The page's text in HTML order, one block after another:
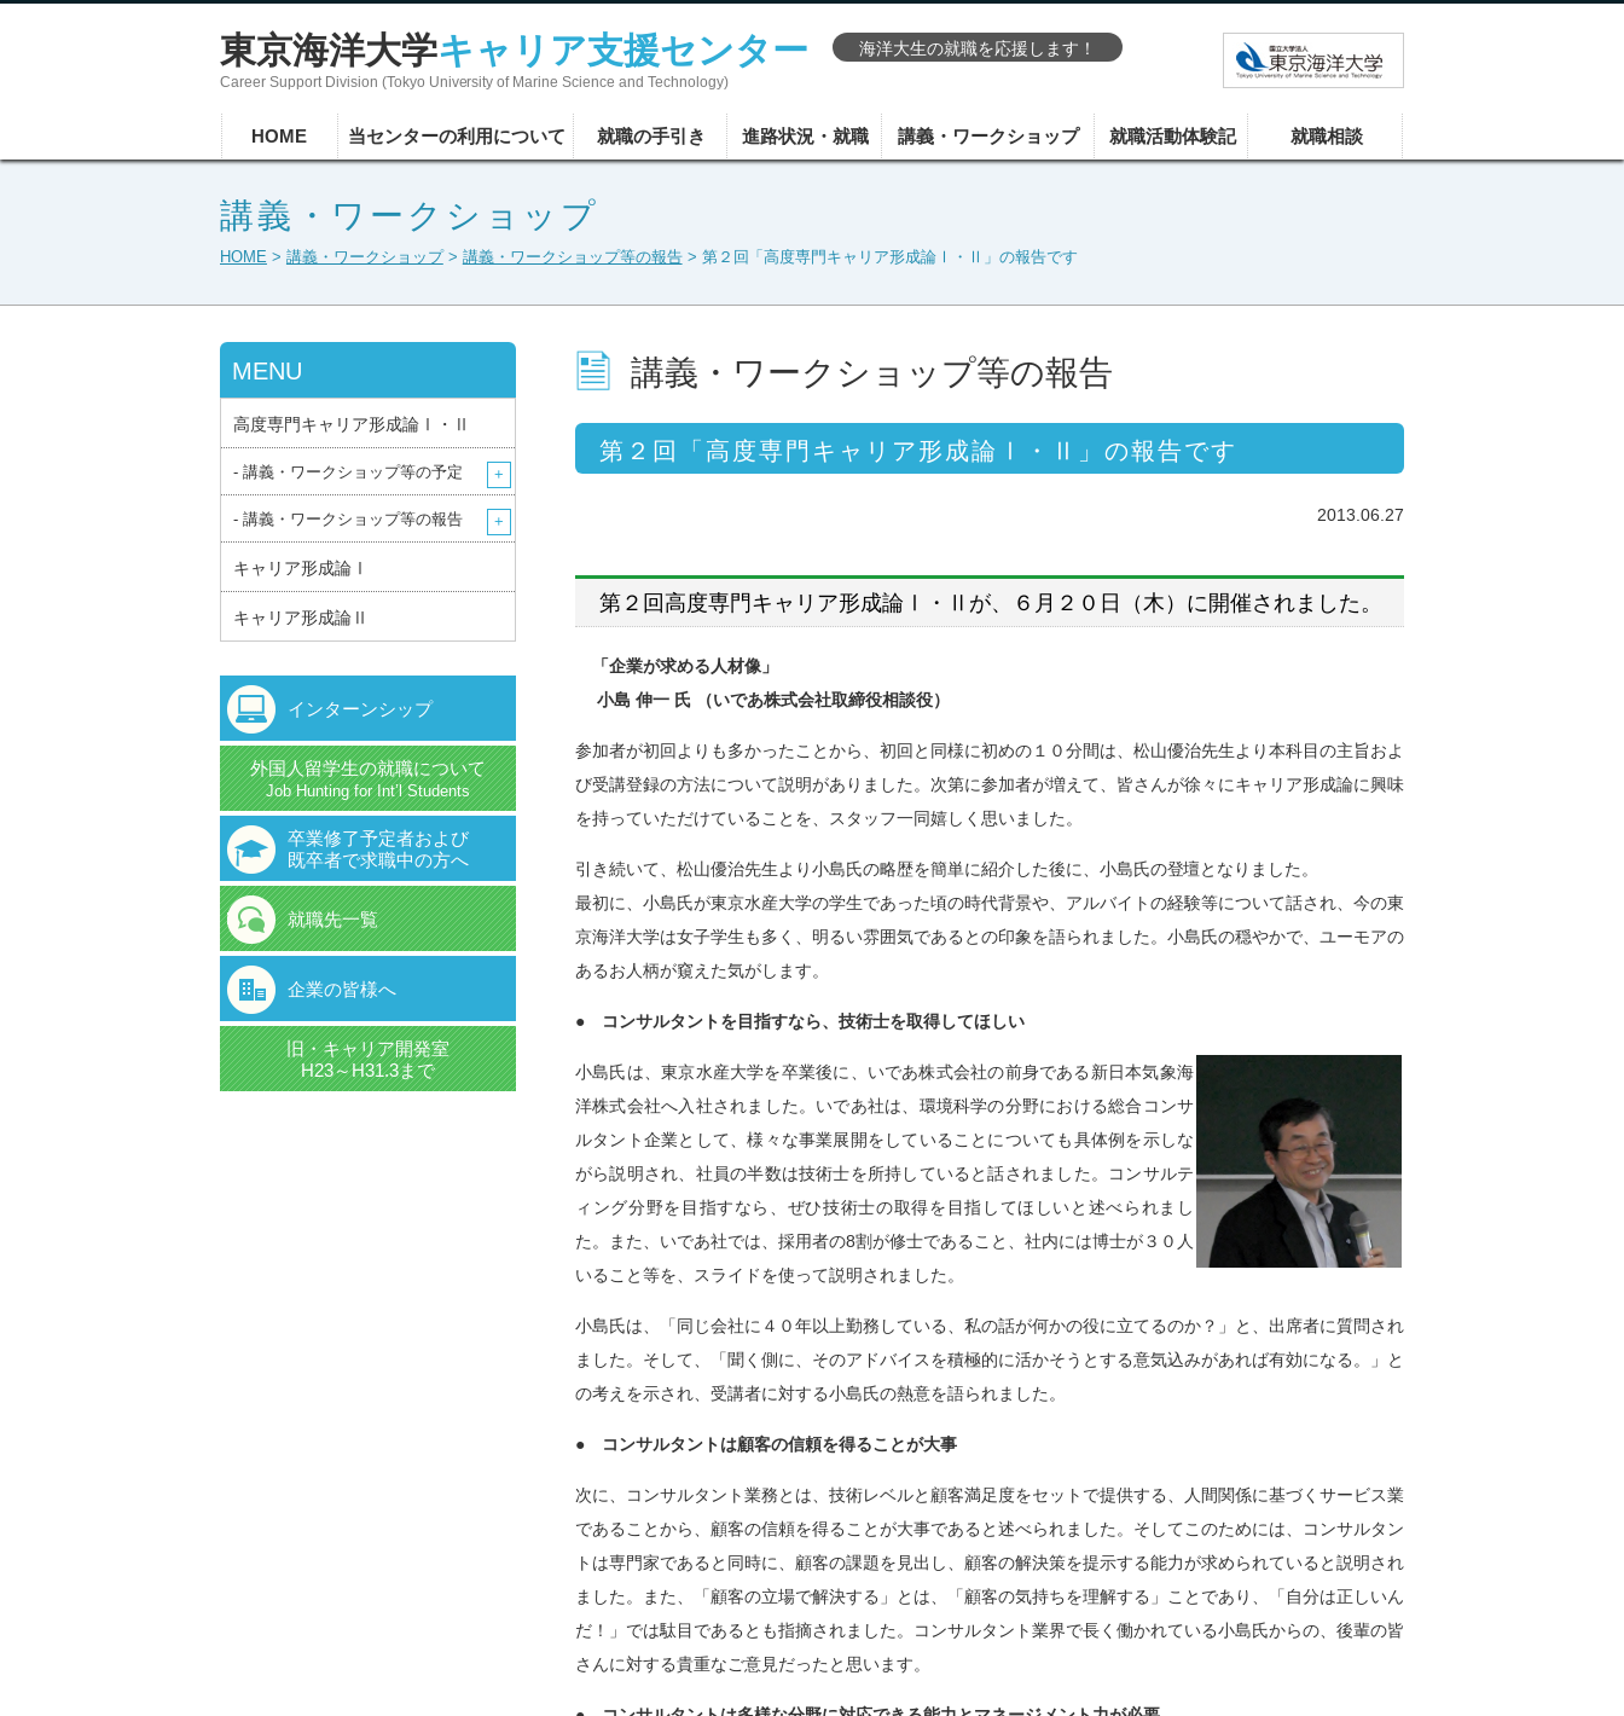
東京海洋大学キャリア支援センター 海洋大生の就職を応援します！
Career Support Division (Tokyo University of Marine Science and Technology)
HOME 当センターの利用について 就職の手引き 進路状況・就職 講義・ワークショップ 就職活動体験記 就職相談
講義・ワークショップ
HOME > 講義・ワークショップ> 講義・ワークショップ等の報告> 第２回「高度専門キャリア形成論Ⅰ・Ⅱ」の報告です
講義・ワークショップ等の報告
第２回「高度専門キャリア形成論Ⅰ・Ⅱ」の報告です
2013.06.27
第２回高度専門キャリア形成論Ⅰ・Ⅱが、６月２０日（木）に開催されました。
「企業が求める人材像」
小島 伸一 氏 （いであ株式会社取締役相談役）
参加者が初回よりも多かったことから、初回と同様に初めの１０分間は、松山優治先生より本科目の主旨およ
び受講登録の方法について説明がありました。次第に参加者が増えて、皆さんが徐々にキャリア形成論に興味
を持っていただけていることを、スタッフ一同嬉しく思いました。
引き続いて、松山優治先生より小島氏の略歴を簡単に紹介した後に、小島氏の登壇となりました。
最初に、小島氏が東京水産大学の学生であった頃の時代背景や、アルバイトの経験等について話され、今の東
京海洋大学は女子学生も多く、明るい雰囲気であるとの印象を語られました。小島氏の穏やかで、ユーモアの
あるお人柄が窺えた気がします。
● コンサルタントを目指すなら、技術士を取得してほしい
小島氏は、東京水産大学を卒業後に、いであ株式会社の前身である新日本気象海
洋株式会社へ入社されました。いであ社は、環境科学の分野における総合コンサ
ルタント企業として、様々な事業展開をしていることについても具体例を示しな
がら説明され、社員の半数は技術士を所持していると話されました。コンサルテ
ィング分野を目指すなら、ぜひ技術士の取得を目指してほしいと述べられまし
た。また、いであ社では、採用者の8割が修士であること、社内には博士が３０人
いること等を、スライドを使って説明されました。
小島氏は、「同じ会社に４０年以上勤務している、私の話が何かの役に立てるのか？」と、出席者に質問され
ました。そして、「聞く側に、そのアドバイスを積極的に活かそうとする意気込みがあれば有効になる。」と
の考えを示され、受講者に対する小島氏の熱意を語られました。
● コンサルタントは顧客の信頼を得ることが大事
次に、コンサルタント業務とは、技術レベルと顧客満足度をセットで提供する、人間関係に基づくサービス業
であることから、顧客の信頼を得ることが大事であると述べられました。そしてこのためには、コンサルタン
トは専門家であると同時に、顧客の課題を見出し、顧客の解決策を提示する能力が求められていると説明され
ました。また、「顧客の立場で解決する」とは、「顧客の気持ちを理解する」ことであり、「自分は正しいん
だ！」では駄目であるとも指摘されました。コンサルタント業界で長く働かれている小島氏からの、後輩の皆
さんに対する貴重なご意見だったと思います。
MENU
高度専門キャリア形成論Ⅰ・Ⅱ
- 講義・ワークショップ等の予定
- 講義・ワークショップ等の報告
キャリア形成論Ⅰ
キャリア形成論Ⅱ
インターンシップ
外国人留学生の就職について
Job Hunting for Int’l Students
卒業修了予定者および
既卒者で求職中の方へ
就職先一覧
企業の皆様へ
旧・キャリア開発室
H23～H31.3まで